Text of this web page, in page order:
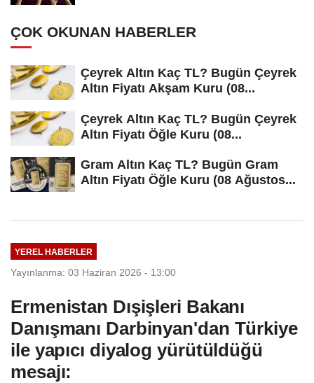
ÇOK OKUNAN HABERLER
Çeyrek Altın Kaç TL? Bugün Çeyrek
Altın Fiyatı Akşam Kuru (08...
Çeyrek Altın Kaç TL? Bugün Çeyrek
Altın Fiyatı Öğle Kuru (08...
Gram Altın Kaç TL? Bugün Gram
Altın Fiyatı Öğle Kuru (08 Ağustos...
YEREL HABERLER
Yayınlanma: 03 Haziran 2026 - 13:00
Ermenistan Dışişleri Bakanı
Danışmanı Darbinyan'dan Türkiye
ile yapıcı diyalog yürütüldüğü
mesajı: